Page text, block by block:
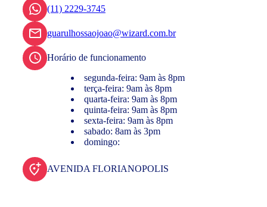
(11) 2229-3745
guarulhossaojoao@wizard.com.br
Horário de funcionamento
segunda-feira: 9am às 8pm
terça-feira: 9am às 8pm
quarta-feira: 9am às 8pm
quinta-feira: 9am às 8pm
sexta-feira: 9am às 8pm
sabado: 8am às 3pm
domingo:
AVENIDA FLORIANOPOLIS